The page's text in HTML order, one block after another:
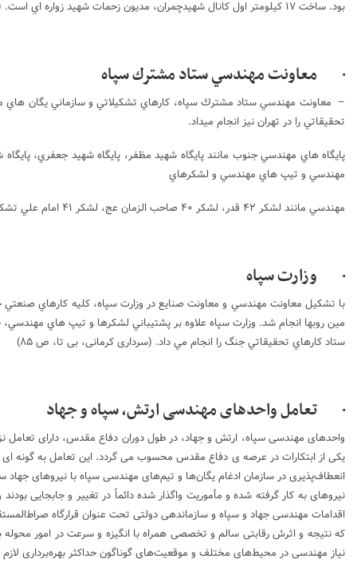
بود. ساخت ۱۷ كيلومتر اول كانال شهيدچمران، مديون زحمات شهيد زواره اي است. (سرداری کرمانی، بی تا، ص ۸۴)
· معاونت مهندسي ستاد مشترك سپاه
– معاونت مهندسي ستاد مشترك سپاه، كارهاي تشكيلاتي و سازماني يگان هاي
تحقيقاتي را در تهران نيز انجام ميداد.
پايگاه هاي مهندسي جنوب مانند پايگاه شهيد مظفر، پايگاه شهيد جعفري،
مهندسي و تيپ هاي مهندسي و لشكرهاي
مهندسي مانند لشكر ۴۲ قدر، لشكر ۴۰ صاحب الزمان عج، لشكر ۴۱ امام علي تشكيل شد. (سرداری کرمانی، بی تا، ص ۸۵)
· وزارت سپاه
با تشكيل معاونت مهندسي و معاونت صنايع در وزارت سپاه، كليه كارهاي
مين روبها انجام شد. وزارت سپاه علاوه بر پشتيباني لشكرها و تيپ هاي
ستاد كارهاي تحقيقاتي جنگ را انجام مي داد. (سرداری کرمانی، بی تا، ص ۸۵)
· تعامل واحدهای مهندسی ارتش، سپاه و جهاد
واحدهای مهندسی سپاه، ارتش و جهاد، در طول دوران دفاع مقدس، دارای
یکی از ابتکارات در عرصه ی دفاع مقدس محسوب می گردد. این تعامل به گونه ای
انعطاف‌پذیری در سازمان ادغام یگان‌ها و تیم‌های مهندسی سپاه با نیروهای
نیروهای به كار گرفته شده و مأموریت واگذار شده دائماً در تغییر و جابجایی
اقدامات مهندسی جهاد و سپاه و سازماندهی دولتی تحت عنوان قرارگاه
كه نتیجه و اثرش رقابتی سالم و تخصصی همراه با انگیزه و سرعت در امور
نیاز مهندسی در محیط‌های مختلف و موقعیت‌های گوناگون حداكثر بهره‌برداری